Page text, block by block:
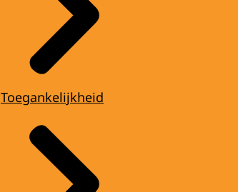
Toegankelijkheid